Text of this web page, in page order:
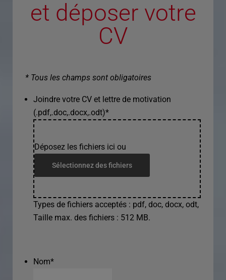
et déposer votre
CV
* Tous les champs sont obligatoires
Joindre votre CV et lettre de motivation
(.pdf,.doc,.docx,.odt)*
Déposez les fichiers ici ou
Sélectionnez des fichiers
Types de fichiers acceptés : pdf, doc, docx, odt,
Taille max. des fichiers : 512 MB.
Nom*